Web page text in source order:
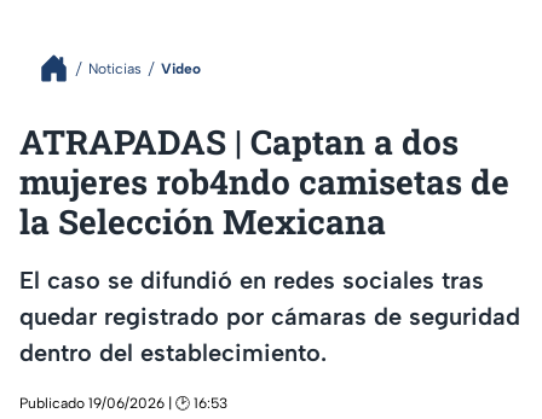
Noticias Video
ATRAPADAS | Captan a dos
mujeres rob4ndo camisetas de
la Selección Mexicana
El caso se difundió en redes sociales tras
quedar registrado por cámaras de seguridad
dentro del establecimiento.
Publicado 19/06/2026 | 🕑 16:53